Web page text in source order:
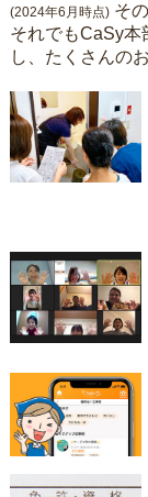
(2024年6月時点) そ
それでもCaSy本
し、たくさんの